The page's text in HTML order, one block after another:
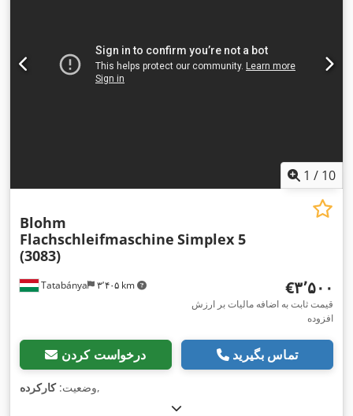
1 / 10
Tatabánya ۳٬۴۰۵ km
Blohm
Flachschleifmaschine Simplex 5
(3083)
‎€۳٬۵۰۰
قیمت ثابت به اضافه مالیات بر ارزش
افزوده
درخواست کردن تماس بگیرید
وضعیت:کارکرده ,